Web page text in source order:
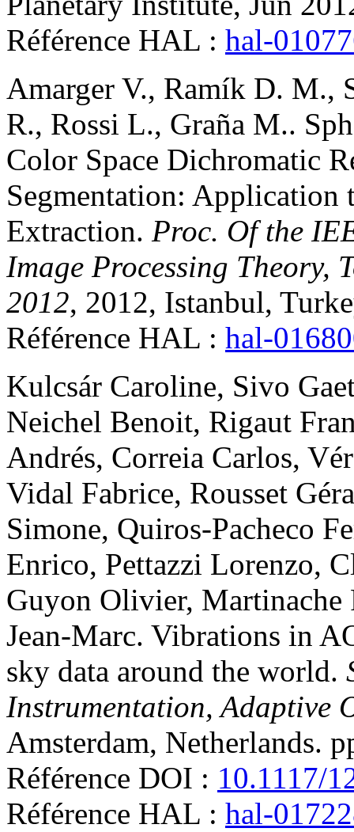
Référence HAL : hal-
Amarger V., Ramík D. M.,
R., Rossi L., Graña M..
Color Space Dichromatic
Segmentation: Application
Extraction. Proc. Of the
Image Processing Theory,
2012, 2012, Istanbul,
Référence HAL : hal-
Kulcsár Caroline, Sivo
Neichel Benoit, Rigaut
Andrés, Correia Carlos,
Vidal Fabrice, Rousset
Simone, Quiros-Pacheco
Enrico, Pettazzi Lorenzo,
Guyon Olivier, Martinache
Jean-Marc. Vibrations in
sky data around the world.
Instrumentation, Adaptive
Amsterdam, Netherlands.
Référence DOI : 10.1117/
Référence HAL : hal-